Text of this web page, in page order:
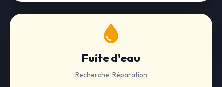
Fuite d'eau
Recherche · Réparation